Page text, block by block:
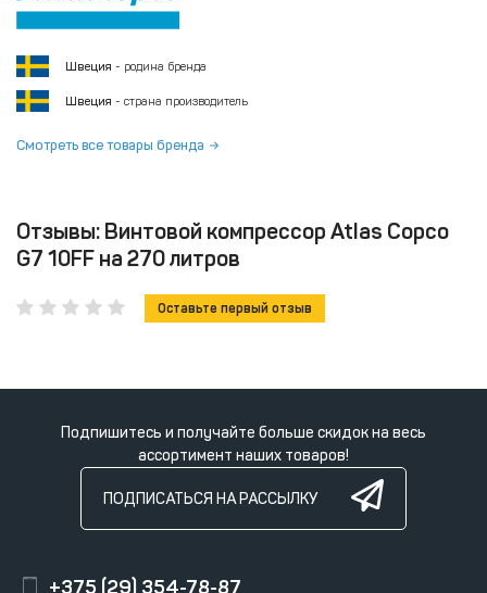
Швеция - родина бренда
Швеция - страна производитель
Смотреть все товары бренда
Отзывы: Винтовой компрессор Atlas Copco
G7 10FF на 270 литров
Оставьте первый отзыв
Подпишитесь и получайте больше скидок на весь
ассортимент наших товаров!
ПОДПИСАТЬСЯ НА РАССЫЛКУ
+375 (29) 354-78-87